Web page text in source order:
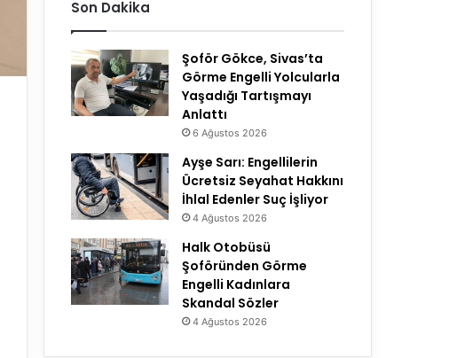
Son Dakika
Şoför Gökce, Sivas’ta
Görme Engelli Yolcularla
Yaşadığı Tartışmayı
Anlattı
6 Ağustos 2026
Ayşe Sarı: Engellilerin
Ücretsiz Seyahat Hakkını
İhlal Edenler Suç İşliyor
4 Ağustos 2026
Halk Otobüsü
Şoföründen Görme
Engelli Kadınlara
Skandal Sözler
4 Ağustos 2026